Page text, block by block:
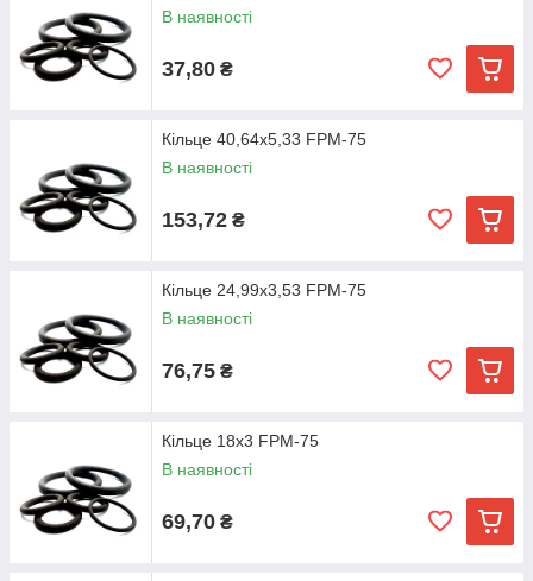
В наявності
37,80 ₴
Кільце 40,64х5,33 FPM-75
В наявності
153,72 ₴
Кільце 24,99х3,53 FPM-75
В наявності
76,75 ₴
Кільце 18х3 FPM-75
В наявності
69,70 ₴